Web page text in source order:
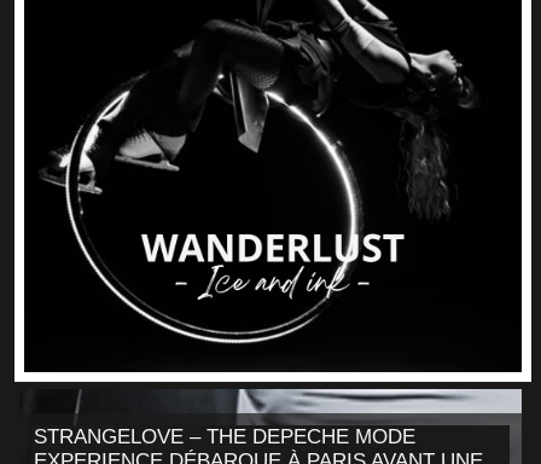
STRANGELOVE – THE DEPECHE MODE